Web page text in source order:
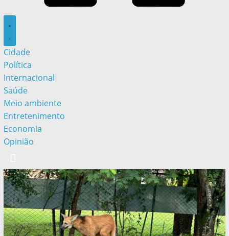
Cidade
Política
Internacional
Saúde
Meio ambiente
Entretenimento
Economia
Opinião